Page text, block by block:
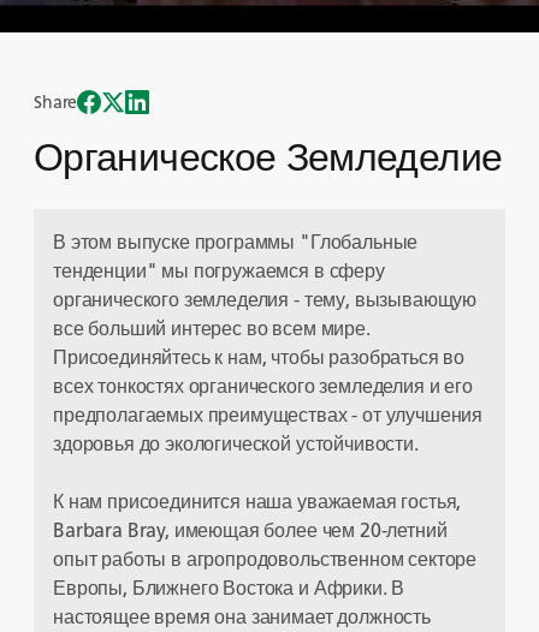
Органическое Земледелие
Share
В этом выпуске программы "Глобальные
тенденции" мы погружаемся в сферу
органического земледелия - тему, вызывающую
все больший интерес во всем мире.
Присоединяйтесь к нам, чтобы разобраться во
всех тонкостях органического земледелия и его
предполагаемых преимуществах - от улучшения
здоровья до экологической устойчивости.
К нам присоединится наша уважаемая гостья,
Barbara Bray, имеющая более чем 20-летний
опыт работы в агропродовольственном секторе
Европы, Ближнего Востока и Африки. В
настоящее время она занимает должность